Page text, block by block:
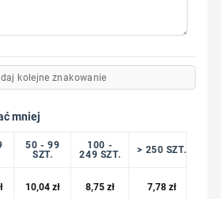
kolejne znakowanie
mniej
50 - 99
SZT.
100 -
249 SZT.
> 250 SZT.
10,04 zł 8,75 zł 7,78 zł